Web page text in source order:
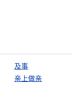
及事
亲上做亲